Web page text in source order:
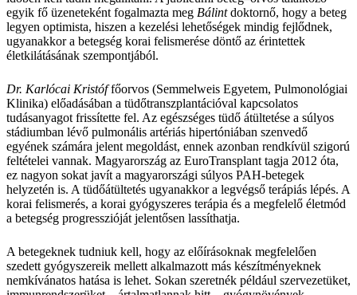
egyik fő üzeneteként fogalmazta meg Bálintdoktornő, hogy a beteg
legyen optimista, hiszen a kezelési lehetőségek mindig fejlődnek,
ugyanakkor a betegség korai felismerése döntő az érintettek
életkilátásának szempontjából.
Dr. Karlócai Kristóffőorvos (Semmelweis Egyetem, Pulmonológiai
Klinika) előadásában a tüdőtranszplantációval kapcsolatos
tudásanyagot frissítette fel. Az egészséges tüdő átültetése a súlyos
stádiumban lévő pulmonális artériás hipertóniában szenvedő
egyének számára jelent megoldást, ennek azonban rendkívül szigorú
feltételei vannak. Magyarország az EuroTransplant tagja 2012 óta,
ez nagyon sokat javít a magyarországi súlyos PAH-betegek
helyzetén is. A tüdőátültetés ugyanakkor a legvégső terápiás lépés. A
korai felismerés, a korai gyógyszeres terápia és a megfelelő életmód
a betegség progresszióját jelentősen lassíthatja.
A betegeknek tudniuk kell, hogy az előírásoknak megfelelően
szedett gyógyszereik mellett alkalmazott más készítményeknek
nemkívánatos hatása is lehet. Sokan szeretnék például szervezetüket,